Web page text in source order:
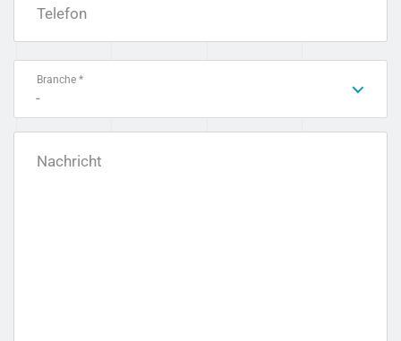
Telefon
Branche *
-
Nachricht